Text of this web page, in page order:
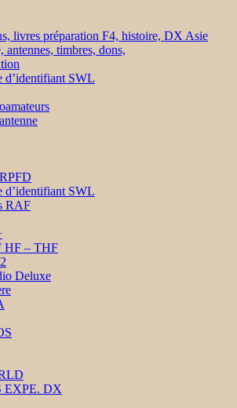
livres préparation F4, histoire, DX Asie
antennes, timbres, dons,
d’identifiant SWL
d’identifiant SWL
RAF
HF – THF
Deluxe
EXPE. DX